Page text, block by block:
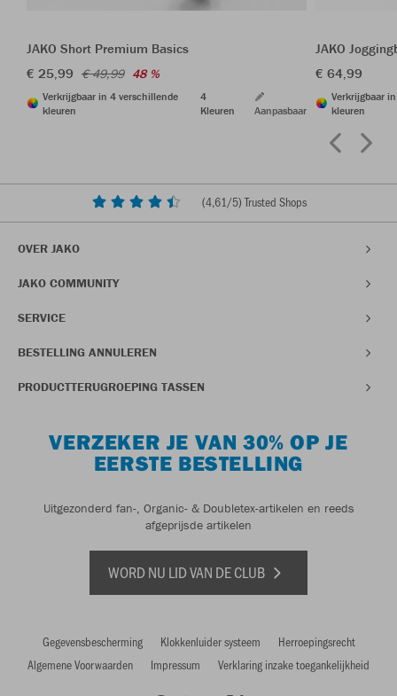
JAKO Short Premium Basics
€ 25,99 € 49,99 48 %
Verkrijgbaar in 4 verschillende
kleuren
4
Kleuren
Aanpasbaar
JAKO
€ 64,99
Verkrijgbaar
kleuren
(4,61/5) Trusted Shops
OVER JAKO
JAKO COMMUNITY
SERVICE
BESTELLING ANNULEREN
PRODUCTTERUGROEPING TASSEN
VERZEKER JE VAN 30% OP JE
EERSTE BESTELLING
Uitgezonderd fan-, Organic- & Doubletex-artikelen en reeds
afgeprijsde artikelen
WORD NU LID VAN DE CLUB
Gegevensbescherming Klokkenluider systeem
Herroepingsrecht
Algemene Voorwaarden
Impressum Verklaring inzake toegankelijkheid